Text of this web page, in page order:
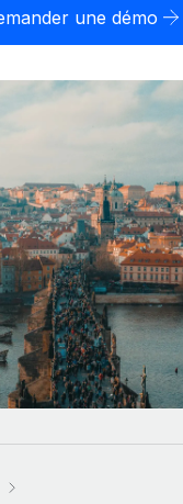
freelances
vos freelances
les opérations complexes
Remote
aux flux de travail en
RH clés intégrées pour
Nouveau
quel outil d’IA à
vos processus avec des
agiles et internationales
en pleine
intermédiaires
équipes avec des
pour les grandes
stratégiques de la tech
total des employés dans
de paiement des
devises disponibles et
REMOTE
Connexion
une démo